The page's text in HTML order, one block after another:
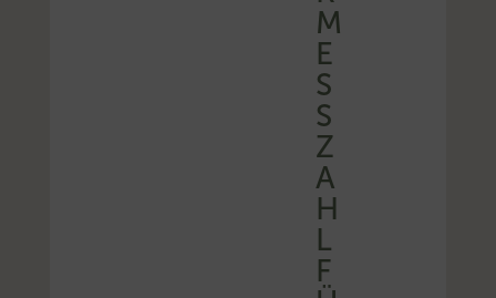
E
S
S
Z
A
H
L
F
Ü